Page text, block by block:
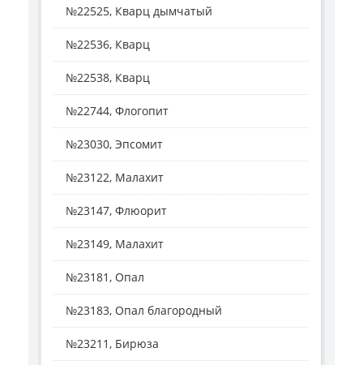
№22525, Кварц дымчатый
№22536, Кварц
№22538, Кварц
№22744, Флогопит
№23030, Эпсомит
№23122, Малахит
№23147, Флюорит
№23149, Малахит
№23181, Опал
№23183, Опал благородный
№23211, Бирюза